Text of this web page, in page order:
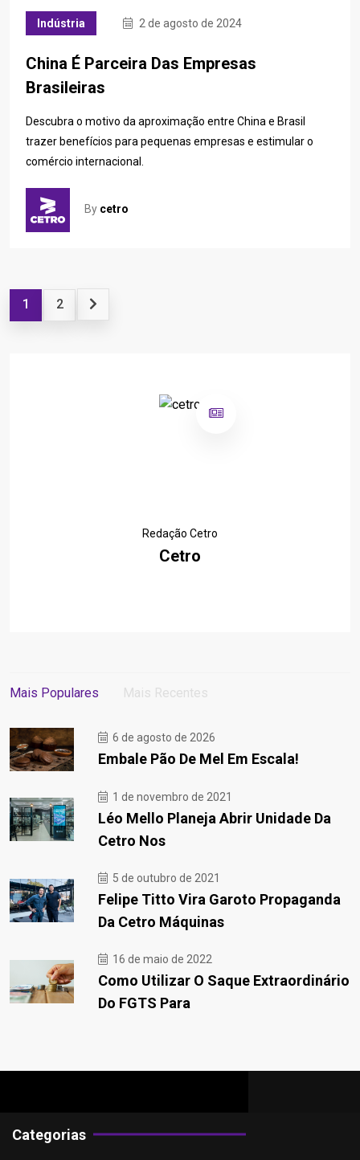
Indústria 2 de agosto de 2024
China É Parceira Das Empresas
Brasileiras
Descubra o motivo da aproximação entre China e Brasil
trazer benefícios para pequenas empresas e estimular o
comércio internacional.
By cetro
1 2
Redação Cetro
Cetro
Mais Populares Mais Recentes
6 de agosto de 2026
Embale Pão De Mel Em Escala!
1 de novembro de 2021
Léo Mello Planeja Abrir Unidade Da
Cetro Nos
5 de outubro de 2021
Felipe Titto Vira Garoto Propaganda
Da Cetro Máquinas
16 de maio de 2022
Como Utilizar O Saque Extraordinário
Do FGTS Para
Categorias